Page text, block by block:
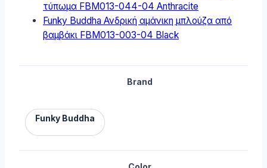
τύπωμα FBM013-044-04 Anthracite
Funky Buddha Ανδρική αμάνικη μπλούζα από
βαμβάκι FBM013-003-04 Black
Brand
Funky Buddha